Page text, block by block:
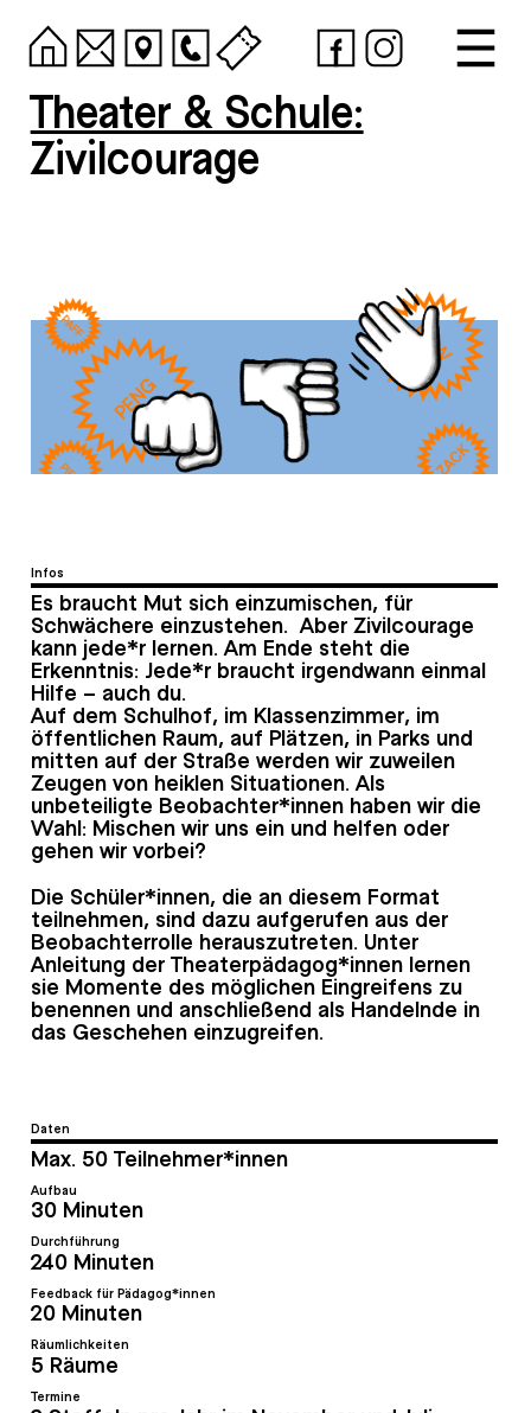
Theater & Schule:
Zivilcourage
Infos
Es braucht Mut sich einzumischen, für
Schwächere einzustehen. Aber Zivilcourage
kann jede*r lernen. Am Ende steht die
Erkenntnis: Jede*r braucht irgendwann einmal
Hilfe – auch du.
Auf dem Schulhof, im Klassenzimmer, im
öffentlichen Raum, auf Plätzen, in Parks und
mitten auf der Straße werden wir zuweilen
Zeugen von heiklen Situationen. Als
unbeteiligte Beobachter*innen haben wir die
Wahl: Mischen wir uns ein und helfen oder
gehen wir vorbei?
Die Schüler*innen, die an diesem Format
teilnehmen, sind dazu aufgerufen aus der
Beobachterrolle herauszutreten. Unter
Anleitung der Theaterpädagog*innen lernen
sie Momente des möglichen Eingreifens zu
benennen und anschließend als Handelnde in
das Geschehen einzugreifen.
Daten
Max. 50 Teilnehmer*innen
Aufbau
30 Minuten
Durchführung
240 Minuten
Feedback für Pädagog*innen
20 Minuten
Räumlichkeiten
5 Räume
Termine